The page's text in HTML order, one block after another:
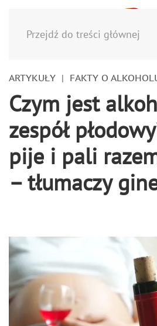
Przejdź do treści głównej
ARTYKUŁY FAKTY O
Czym jest
zespół
pije i pali
– tłumaczy